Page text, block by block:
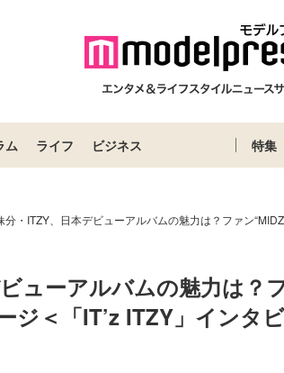
ム ライフ ビジネス 特集
分・ITZY、日本デビューアルバムの魅力は？ファン
ューアルバムの魅力は？
ジ＜「IT’z ITZY」インタ